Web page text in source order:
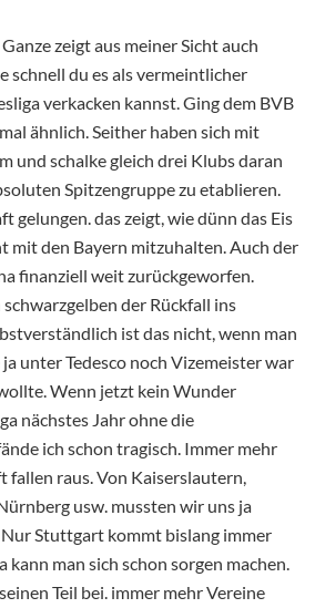
zeigt aus meiner Sicht auch
schnell du es als vermeintlicher
verkacken kannst. Ging dem BVB
ähnlich. Seither haben sich mit
und schalke gleich drei Klubs daran
Spitzengruppe zu etablieren.
gelungen. das zeigt, wie dünn das Eis
mit den Bayern mitzuhalten. Auch der
finanziell weit zurückgeworfen.
der Rückfall ins
ist das nicht, wenn man
unter Tedesco noch Vizemeister war
Wenn jetzt kein Wunder
nächstes Jahr ohne die
ich schon tragisch. Immer mehr
raus. Von Kaiserslautern,
usw. mussten wir uns ja
Stuttgart kommt bislang immer
kann man sich schon sorgen machen.
Teil bei. immer mehr Vereine